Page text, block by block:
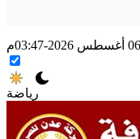
رياضة